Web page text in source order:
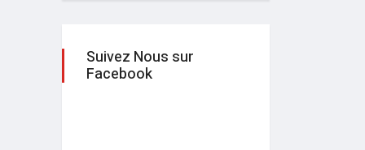
Suivez Nous sur
Facebook